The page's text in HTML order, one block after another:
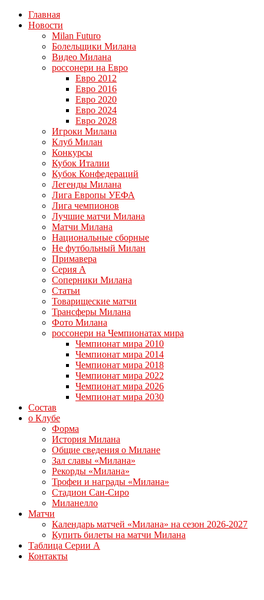
Главная
Новости
Milan Futuro
Болельщики Милана
Видео Милана
россонери на Евро
Евро 2012
Евро 2016
Евро 2020
Евро 2024
Евро 2028
Игроки Милана
Клуб Милан
Конкурсы
Кубок Италии
Кубок Конфедераций
Легенды Милана
Лига Европы УЕФА
Лига чемпионов
Лучшие матчи Милана
Матчи Милана
Национальные сборные
Не футбольный Милан
Примавера
Серия А
Соперники Милана
Статьи
Товарищеские матчи
Трансферы Милана
Фото Милана
россонери на Чемпионатах мира
Чемпионат мира 2010
Чемпионат мира 2014
Чемпионат мира 2018
Чемпионат мира 2022
Чемпионат мира 2026
Чемпионат мира 2030
Состав
о Клубе
Форма
История Милана
Общие сведения о Милане
Зал славы «Милана»
Рекорды «Милана»
Трофеи и награды «Милана»
Стадион Сан-Сиро
Миланелло
Матчи
Календарь матчей «Милана» на сезон 2026-2027
Купить билеты на матчи Милана
Таблица Серии А
Контакты